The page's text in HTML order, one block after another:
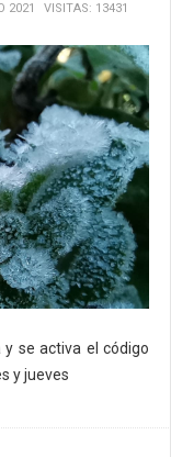
2021 VISITAS: 13431
se activa el código
y jueves